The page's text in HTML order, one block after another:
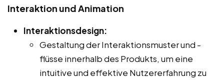
Interaktion und Animation
Interaktionsdesign:
Gestaltung der Interaktionsmuster und -
flüsse innerhalb des Produkts, um eine
intuitive und effektive Nutzererfahrung zu